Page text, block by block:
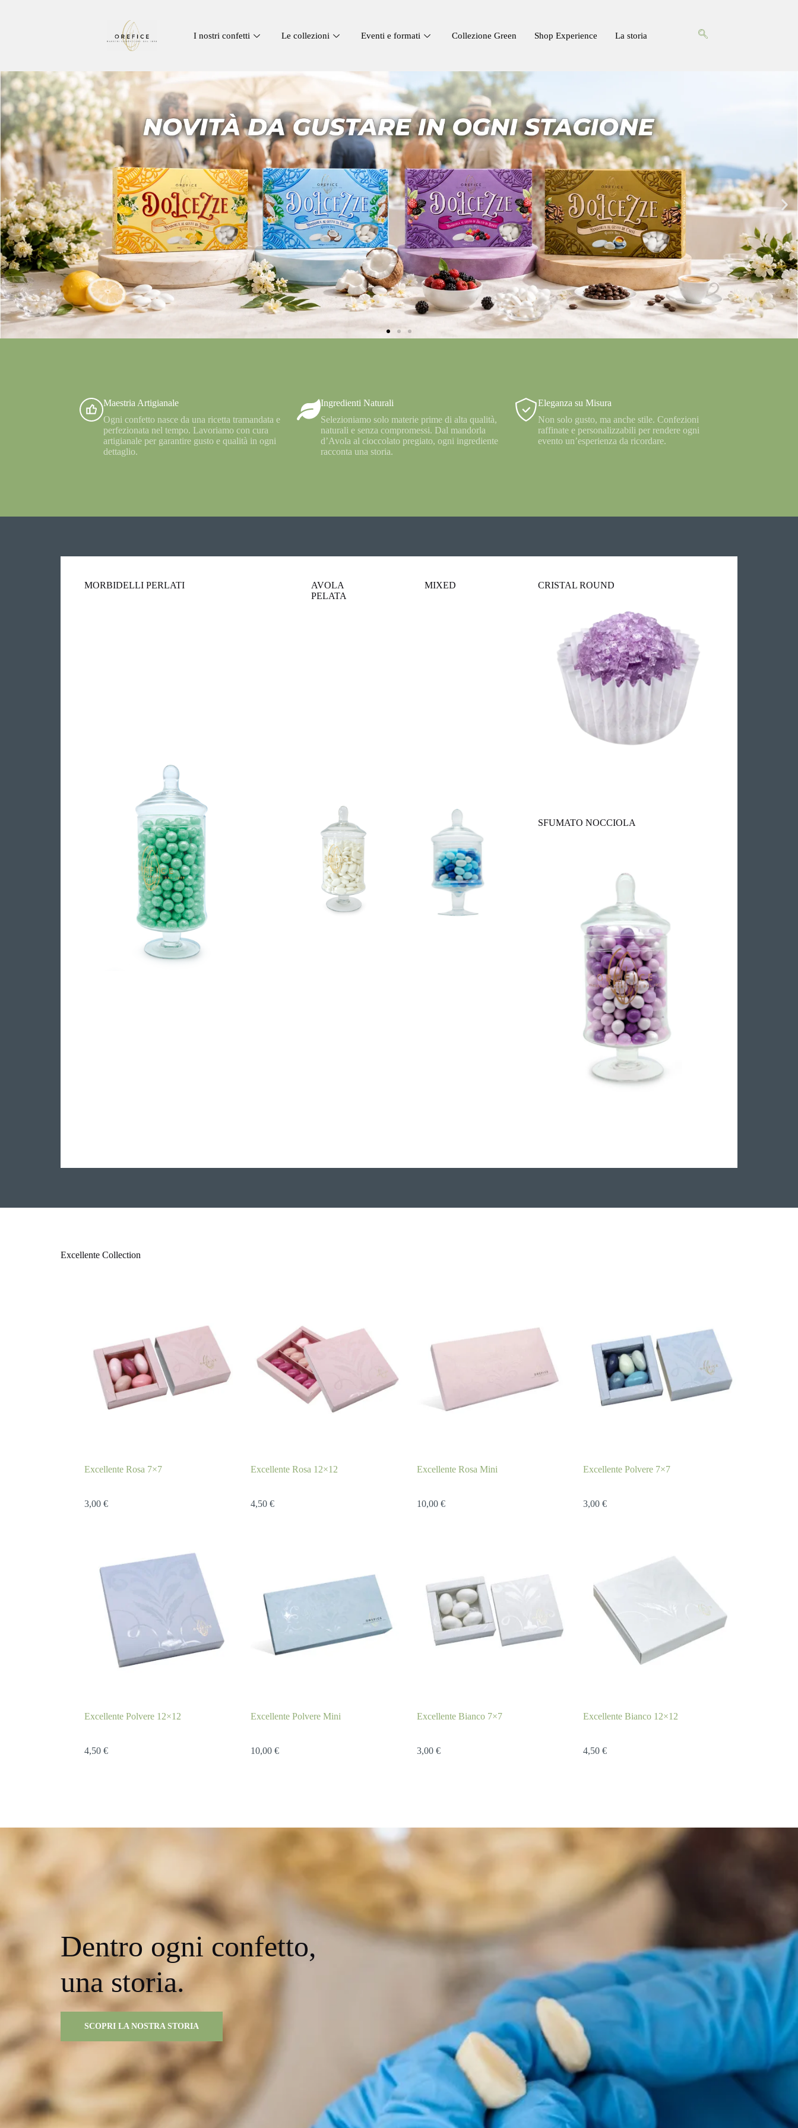
I nostri confetti Le collezioni Eventi e formati Collezione Green Shop Experience La storia
Maestria Artigianale
Ogni confetto nasce da una ricetta tramandata e
perfezionata nel tempo. Lavoriamo con cura
artigianale per garantire gusto e qualità in ogni
dettaglio.
Ingredienti Naturali
Selezioniamo solo materie prime di alta qualità,
naturali e senza compromessi. Dal mandorla
d’Avola al cioccolato pregiato, ogni ingrediente
racconta una storia.
Eleganza su Misura
Non solo gusto, ma anche stile. Confezioni
raffinate e personalizzabili per rendere ogni
evento un’esperienza da ricordare.
MORBIDELLI PERLATI
AVOLA
PELATA
MIXED CRISTAL ROUND
SFUMATO NOCCIOLA
Excellente Collection
Excellente Rosa 7×7
3,00 €
Excellente Rosa 12×12
4,50 €
Excellente Rosa Mini
10,00 €
Excellente Polvere 7×7
3,00 €
Excellente Polvere 12×12
4,50 €
Excellente Polvere Mini
10,00 €
Excellente Bianco 7×7
3,00 €
Excellente Bianco 12×12
4,50 €
Dentro ogni confetto,
una storia.
SCOPRI LA NOSTRA STORIA